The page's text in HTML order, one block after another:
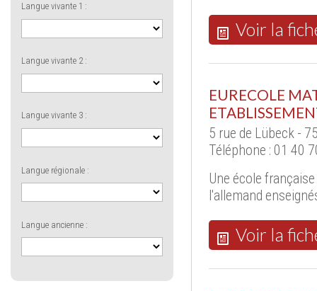
Langue vivante 1 :
Langue vivante 2 :
Langue vivante 3 :
Langue régionale :
Langue ancienne :
Voir la
EURECOLE
5 rue de Lübeck -
Téléphone : 01 40
Une école
l'allemand
Voir la